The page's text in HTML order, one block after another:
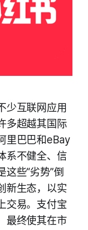
少互联网应用
多超越其国际
里巴巴和eBay
系不健全、信
些“劣势”倒
新生态，以实
交易。支付宝
最终使其在市